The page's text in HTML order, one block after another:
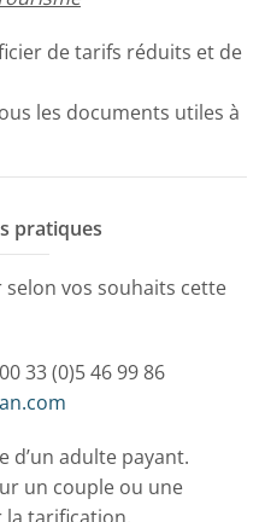
de tarifs réduits et de
les documents utiles à
pratiques
vos souhaits cette
33 (0)5 46 99 86
d’un adulte payant.
un couple ou une